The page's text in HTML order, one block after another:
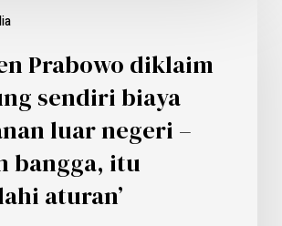
Prabowo diklaim
sendiri biaya
luar negeri –
bangga, itu
aturan’